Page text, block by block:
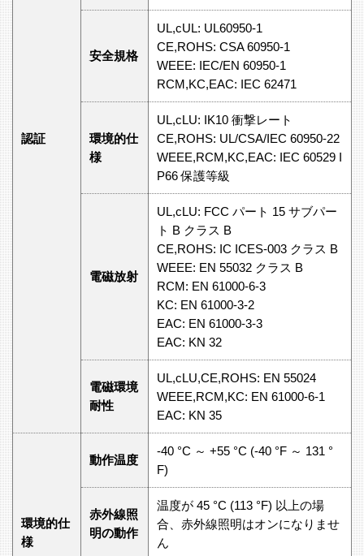
認証
安全規格
UL,cUL: UL60950-1
CE,ROHS: CSA 60950-1
WEEE: IEC/EN 60950-1
RCM,KC,EAC: IEC 62471
環境的仕
様
UL,cLU: IK10 衝撃レート
CE,ROHS: UL/CSA/IEC 60950-22
WEEE,RCM,KC,EAC: IEC 60529 I
P66 保護等級
電磁放射
UL,cLU: FCC パート 15 サブパー
ト B クラス B
CE,ROHS: IC ICES-003 クラス B
WEEE: EN 55032 クラス B
RCM: EN 61000-6-3
KC: EN 61000-3-2
EAC: EN 61000-3-3
EAC: KN 32
電磁環境
耐性
UL,cLU,CE,ROHS: EN 55024
WEEE,RCM,KC: EN 61000-6-1
EAC: KN 35
環境的仕
様
動作温度
-40 °C ～ +55 °C (-40 °F ～ 131 °
F)
赤外線照
明の動作
温度が 45 °C (113 °F) 以上の場
合、赤外線照明はオンになりませ
ん